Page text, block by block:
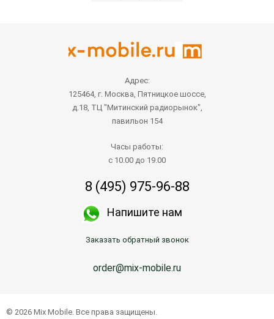
Адрес:
125464, г. Москва, Пятницкое шоссе,
д.18, ТЦ "Митинский радиорынок",
павильон 154
Часы работы:
с 10.00 до 19.00
8 (495) 975-96-88
Напишите нам
Заказать обратный звонок
order@mix-mobile.ru
© 2026 Mix Mobile. Все права защищены.